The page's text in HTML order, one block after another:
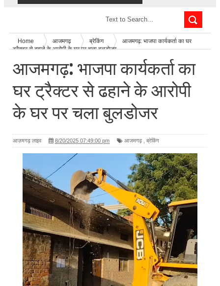
Home आजमगढ़ ब्रेकिंग
आजमगढ़: भाजपा कार्यकर्ता का घर
ट्रैक्टर से ढहाने के आरोपी के घर पर चला बुलडोजर
आजमगढ़: भाजपा कार्यकर्ता का
घर ट्रैक्टर से ढहाने के आरोपी
के घर पर चला बुलडोजर
आज़मगढ़ लाइव 8/20/2025 07:49:00 pm आजमगढ़ ब्रेकिंग